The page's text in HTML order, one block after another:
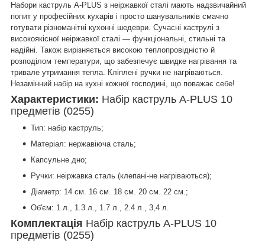
Набори каструль A-PLUS з неіржавкої сталі мають надзвичайний
попит у професійних кухарів і просто шанувальників смачно
готувати різноманітні кухонні шедеври. Сучасні каструлі з
високоякісної неіржавкої сталі — функціональні, стильні та
надійні. Також вирізняється високою теплопровідністю й
розподілом температури, що забезпечує швидке нагрівання та
тривале утримання тепла. Кліплені ручки не нагріваються.
Незамінний набір на кухні кожної господині, що поважає себе!
Характеристики: Набір каструль A-PLUS 10
предметів (0255)
Тип: набір каструль;
Матеріал: нержавіюча сталь;
Капсульне дно;
Ручки: неіржавка сталь (клепані-не нагріваються);
Діаметр: 14 см. 16 см. 18 см. 20 см. 22 см.;
Об'єм: 1 л., 1.3 л., 1.7 л., 2.4 л., 3,4 л.
Комплектація Набір каструль A-PLUS 10
предметів (0255)